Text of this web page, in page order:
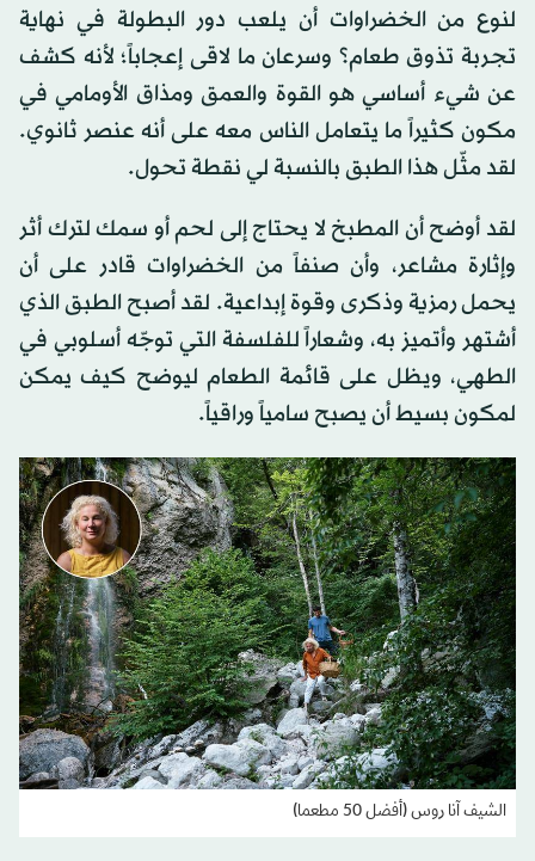
لنوع من الخضراوات أن يلعب دور البطولة في نهاية
تجربة تذوق طعام؟ وسرعان ما لاقى إعجاباً؛ لأنه كشف
عن شيء أساسي هو القوة والعمق ومذاق الأومامي في
مكون كثيراً ما يتعامل الناس معه على أنه عنصر ثانوي.
لقد مثّل هذا الطبق بالنسبة لي نقطة تحول.
لقد أوضح أن المطبخ لا يحتاج إلى لحم أو سمك لترك أثر
وإثارة مشاعر، وأن صنفاً من الخضراوات قادر على أن
يحمل رمزية وذكرى وقوة إبداعية. لقد أصبح الطبق الذي
أشتهر وأتميز به، وشعاراً للفلسفة التي توجّه أسلوبي في
الطهي، ويظل على قائمة الطعام ليوضح كيف يمكن
لمكون بسيط أن يصبح سامياً وراقياً.
الشيف آنا روس (أفضل 50 مطعما)